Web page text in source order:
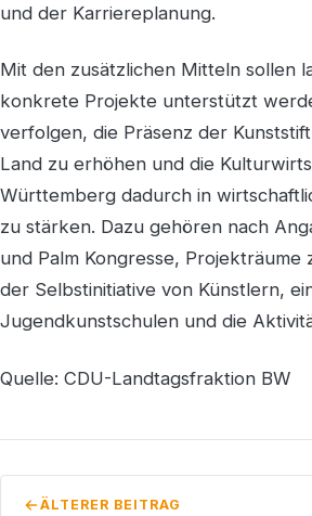
und der Karriereplanung.
Mit den zusätzlichen Mitteln sollen
konkrete Projekte unterstützt
verfolgen, die Präsenz der
Land zu erhöhen und die
Württemberg dadurch in
zu stärken. Dazu gehören nach
und Palm Kongresse,
der Selbstinitiative von Künstlern,
Jugendkunstschulen und die
Quelle: CDU-Landtagsfraktion BW
ÄLTERER BEITRAG